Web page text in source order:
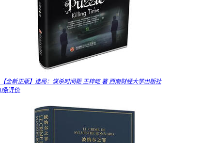
【全新正版】迷局：谋杀时间距 王梓屹 著 西南财经大学出版社
0条评价